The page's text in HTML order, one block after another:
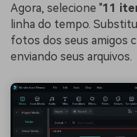
Agora, selecione "11
linha do tempo.
fotos dos seus amigos
enviando seus arquivos.